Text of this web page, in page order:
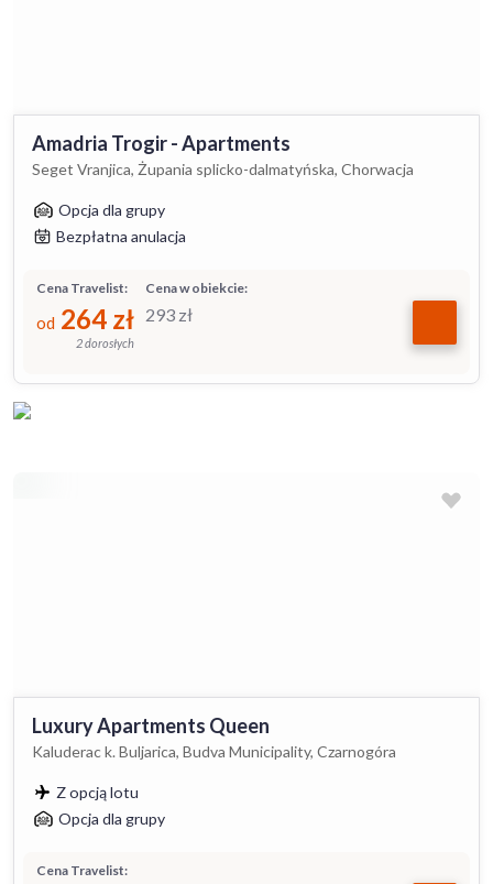
Amadria Trogir - Apartments
Seget Vranjica, Żupania splicko-dalmatyńska, Chorwacja
Opcja dla grupy
Bezpłatna anulacja
Cena w obiekcie:
293 zł
Cena Travelist:
od 264 zł
2 dorosłych
Luxury Apartments Queen
Kaluderac k. Buljarica, Budva Municipality, Czarnogóra
Z opcją lotu
Opcja dla grupy
Cena Travelist: